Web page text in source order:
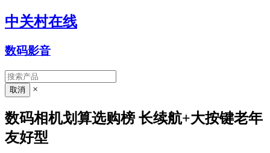
中关村在线
数码影音
×
数码相机划算选购榜 长续航+大按键老年
友好型